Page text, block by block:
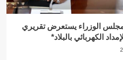
الوزراء يستعرض تقريري
الكهربائي بالبلاد*